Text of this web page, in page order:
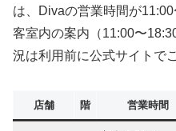
は、Divaの営業時間が
客室内の案内（11:00〜
況は利用前に公式サイトで
店舗 階 営業時間